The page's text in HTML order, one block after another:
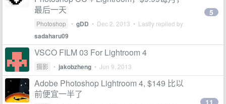
最后一天
Photoshop • gDD • Dec 2, 2013 • Lastly replied by
sadaharu09
5
VSCO FILM 03 For Lightroom 4
摄影 • jakobzheng • Jun 9, 2013
Adobe Photoshop Lightroom 4, $149 比以
前便宜一半了
11